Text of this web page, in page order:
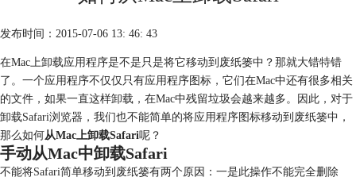
发布时间：2015-07-06 13: 46: 43
在Mac上卸载应用程序是不是只是将它移动到废纸篓中？那就大错特错
了。一个应用程序不仅仅只有应用程序图标，它们在Mac中还有很多相关
的文件，如果一直这样卸载，在Mac中残留垃圾会越来越多。因此，对于
卸载Safari浏览器，我们也不能简单的将应用程序图标移动到废纸篓中，
那么如何从Mac上卸载Safari呢？
手动从Mac中卸载Safari
不能将Safari简单移动到废纸篓有两个原因：一是此操作不能完全删除